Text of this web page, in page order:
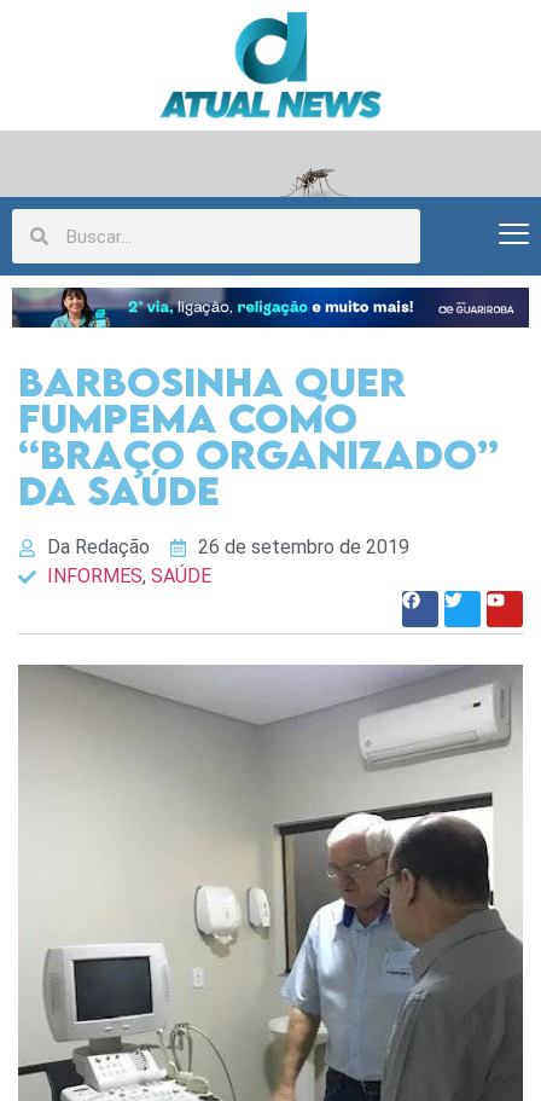
Barbosinha quer
Fumpema como
“braço organizado”
da Saúde
Da Redação
26 de setembro de 2019
INFORMES, SAÚDE